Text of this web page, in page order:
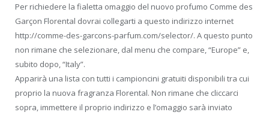
Per richiedere la fialetta omaggio del nuovo profumo Comme des
Garçon Florental dovrai collegarti a questo indirizzo internet
http://comme-des-garcons-parfum.com/selector/. A questo punto
non rimane che selezionare, dal menu che compare, “Europe” e,
subito dopo, “Italy”.
Apparirà una lista con tutti i campioncini gratuiti disponibili tra cui
proprio la nuova fragranza Florental. Non rimane che cliccarci
sopra, immettere il proprio indirizzo e l’omaggio sarà inviato